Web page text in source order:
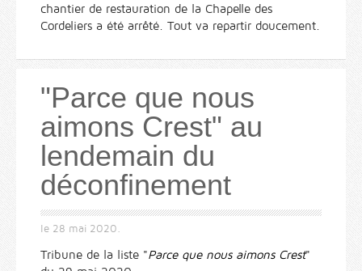
chantier de restauration de la Chapelle des
Cordeliers a été arrêté. Tout va repartir doucement.
"Parce que nous
aimons Crest" au
lendemain du
déconfinement
le 28 mai 2020.
Tribune de la liste "Parce que nous aimons Crest"